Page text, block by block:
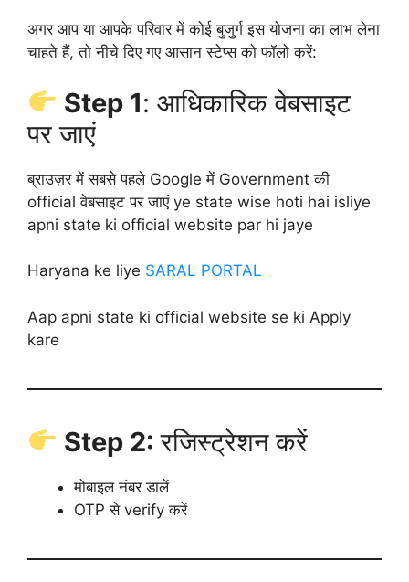
अगर आप या आपके परिवार में कोई बुजुर्ग इस योजना का लाभ लेना
चाहते हैं, तो नीचे दिए गए आसान स्टेप्स को फॉलो करें:
Step 1: आधिकारिक वेबसाइट
पर जाएं
ब्राउज़र में सबसे पहले Google में Government की
official वेबसाइट पर जाएं ye state wise hoti hai isliye
apni state ki official website par hi jaye
Haryana ke liye SARAL PORTAL
Aap apni state ki official website se ki Apply
kare
Step 2:रजिस्ट्रेशन करें
मोबाइल नंबर डालें
OTP से verify करें